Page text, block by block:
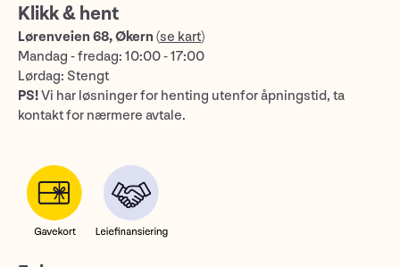
Klikk & hent
Lørenveien 68, Økern (se kart)
Mandag - fredag: 10:00 - 17:00
Lørdag: Stengt
PS!Vi har løsninger for henting utenfor åpningstid, ta
kontakt for nærmere avtale.